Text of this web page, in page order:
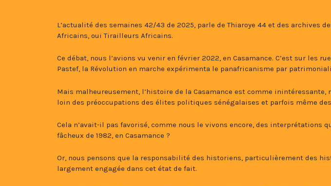
L’actualité des semaines 42/43 de 2025, parle de Thiaroye 44 et des archives
Africains, oui Tirailleurs Africains.
Ce débat, nous l’avions vu venir en février 2022, en Casamance. C’est sur les
Pastef, la Révolution en marche expérimenta le panafricanisme par
Mais malheureusement, l’histoire de la Casamance est comme
loin des préoccupations des élites politiques sénégalaises et parfois même
Cela n’avait-il pas favorisé, comme nous le vivons encore, des interprétations
fâcheux de 1982, en Casamance ?
Or, nous pensons que la responsabilité des historiens, particulièrement des
largement engagée dans cet état de fait.